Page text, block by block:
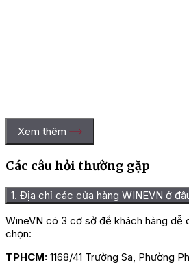
Xem thêm
Các câu hỏi thường gặp
1. Địa chỉ các cửa hàng WINEVN ở
WineVN có 3 cơ sở để khách hàng dễ
chọn:
TPHCM: 1168/41 Trường Sa, Phường